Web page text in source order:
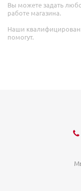
Вы можете задать
работе магазина.
Наши
помогут.